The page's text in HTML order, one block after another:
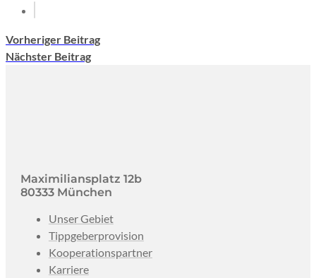
Vorheriger Beitrag
Nächster Beitrag
Maximiliansplatz 12b
80333 München
Unser Gebiet
Tippgeberprovision
Kooperationspartner
Karriere